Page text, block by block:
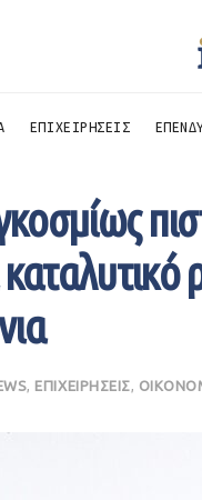
ΕΠΙΧΕΙΡΗΣΕΙΣ
ΕΠΙΧΕΙΡΗΣΕΙΣ